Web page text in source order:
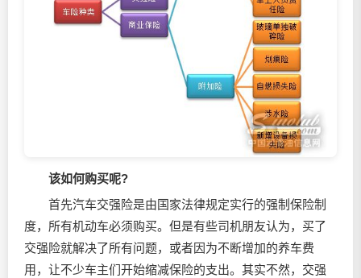
该如何购买呢?
首先汽车交强险是由国家法律规定实行的强制保险制
度，所有机动车必须购买。但是有些司机朋友认为，买了
交强险就解决了所有问题，或者因为不断增加的养车费
用，让不少车主们开始缩减保险的支出。其实不然，交强